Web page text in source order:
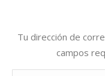
Tu dirección de
campos